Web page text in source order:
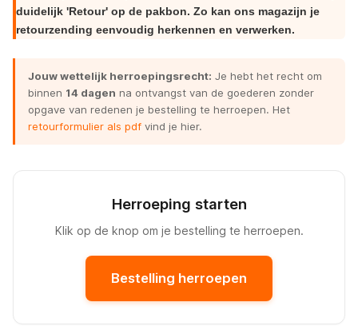
duidelijk 'Retour' op de pakbon. Zo kan ons magazijn je
retourzending eenvoudig herkennen en verwerken.
Jouw wettelijk herroepingsrecht: Je hebt het recht om
binnen 14 dagen na ontvangst van de goederen zonder
opgave van redenen je bestelling te herroepen. Het
retourformulier als pdf vind je hier.
Herroeping starten
Klik op de knop om je bestelling te herroepen.
Bestelling herroepen